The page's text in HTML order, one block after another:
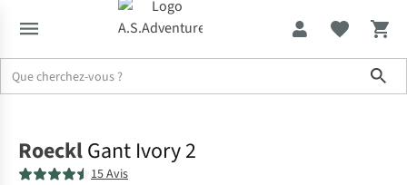
RoecklGant Ivory 2
15 Avis